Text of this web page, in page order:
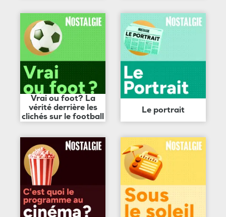
Vrai ou foot? La
vérité derrière les
clichés sur le football
Le portrait